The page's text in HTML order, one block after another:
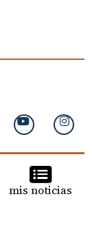
mis noticias